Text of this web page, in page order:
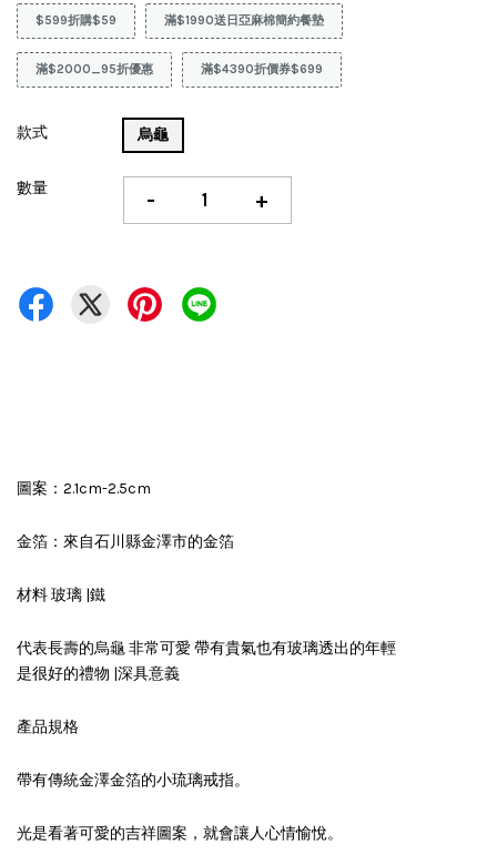
$599折購$59 滿$1990送日亞麻棉簡約餐墊
滿$2000_95折優惠 滿$4390折價券$699
款式 烏龜
數量 - +
圖案：2.1cm-2.5cm
金箔：來自石川縣金澤市的金箔
材料 玻璃 |鐵
代表長壽的烏龜 非常可愛 帶有貴氣也有玻璃透出的年輕
是很好的禮物 |深具意義
產品規格
帶有傳統金澤金箔的小琉璃戒指。
光是看著可愛的吉祥圖案，就會讓人心情愉悅。